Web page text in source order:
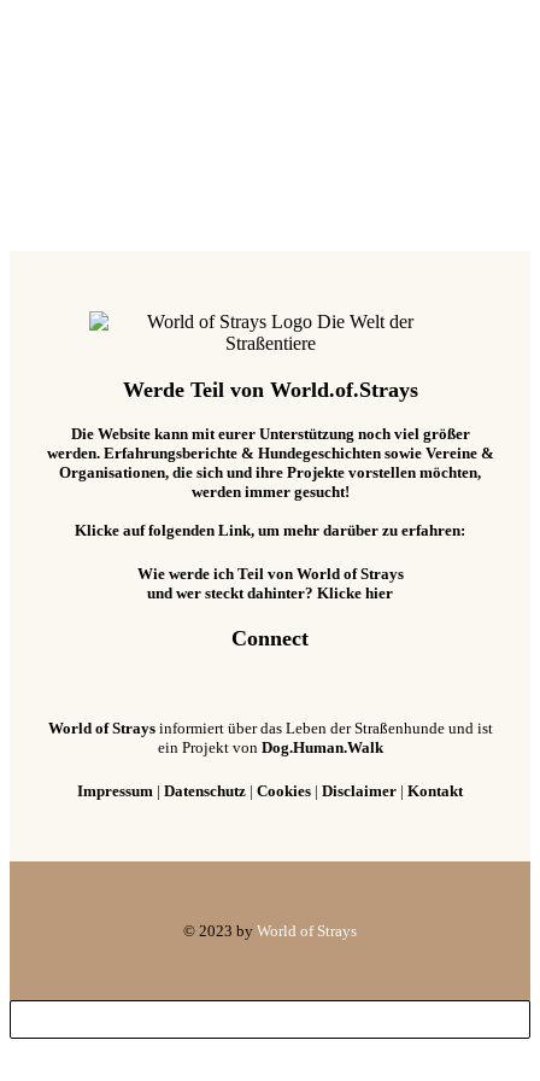
Werde Teil von World.of.Strays
Die Website kann mit eurer Unterstützung noch viel größer
werden. Erfahrungsberichte & Hundegeschichten sowie Vereine &
Organisationen, die sich und ihre Projekte vorstellen möchten,
werden immer gesucht!
Klicke auf folgenden Link, um mehr darüber zu erfahren:
Wie werde ich Teil von World of Strays
und wer steckt dahinter? Klicke hier
Connect
World of Straysinformiert über das Leben der Straßenhunde und ist
ein Projekt von Dog.Human.Walk
Impressum | Datenschutz | Cookies | Disclaimer | Kontakt
© 2023 by World of Strays